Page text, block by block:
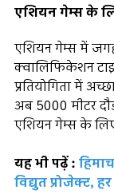
एशियन गेम्स के
एशियन गेम्स में
क्वालिफिकेशन
प्रतियोगिता में
अब 5000 मीटर
एशियन गेम्स के
यह भी पढ़ें :
विद्युत प्रोजेक्ट,